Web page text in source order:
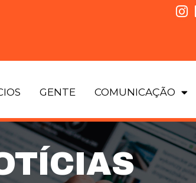
GENTE COMUNICAÇÃO